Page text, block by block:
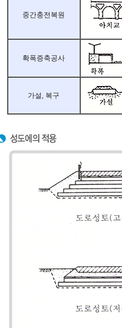
중간충전복원
확폭증축공사
가설, 복구